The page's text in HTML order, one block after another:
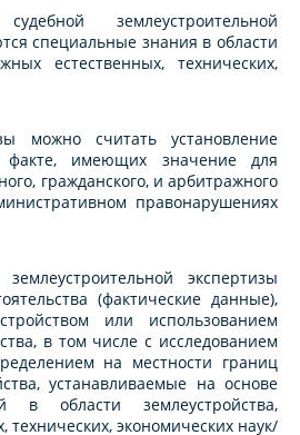
землеустроительной
специальные знания в области
естественных, технических,
можно считать установление
имеющих значение для
гражданского, и арбитражного
правонарушениях
экспертизы
(фактические данные),
или использованием
в том числе с исследованием
на местности границ
устанавливаемые на основе
в области землеустройства,
технических, экономических наук/